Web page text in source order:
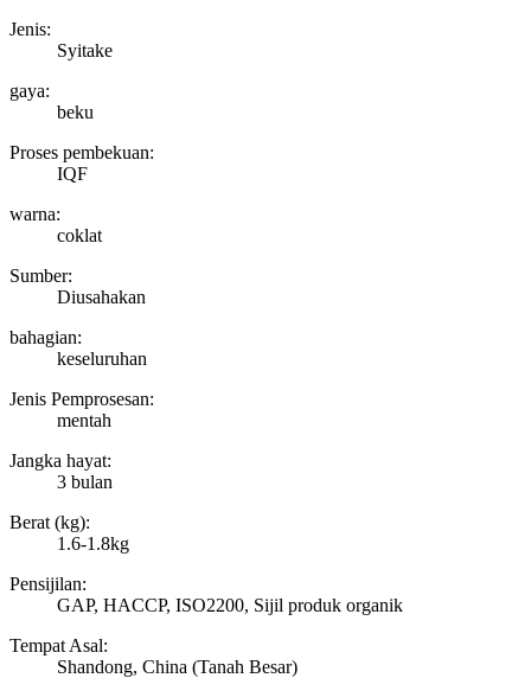
Jenis:
Syitake
gaya:
beku
Proses pembekuan:
IQF
warna:
coklat
Sumber:
Diusahakan
bahagian:
keseluruhan
Jenis Pemprosesan:
mentah
Jangka hayat:
3 bulan
Berat (kg):
1.6-1.8kg
Pensijilan:
GAP, HACCP, ISO2200, Sijil produk organik
Tempat Asal:
Shandong, China (Tanah Besar)